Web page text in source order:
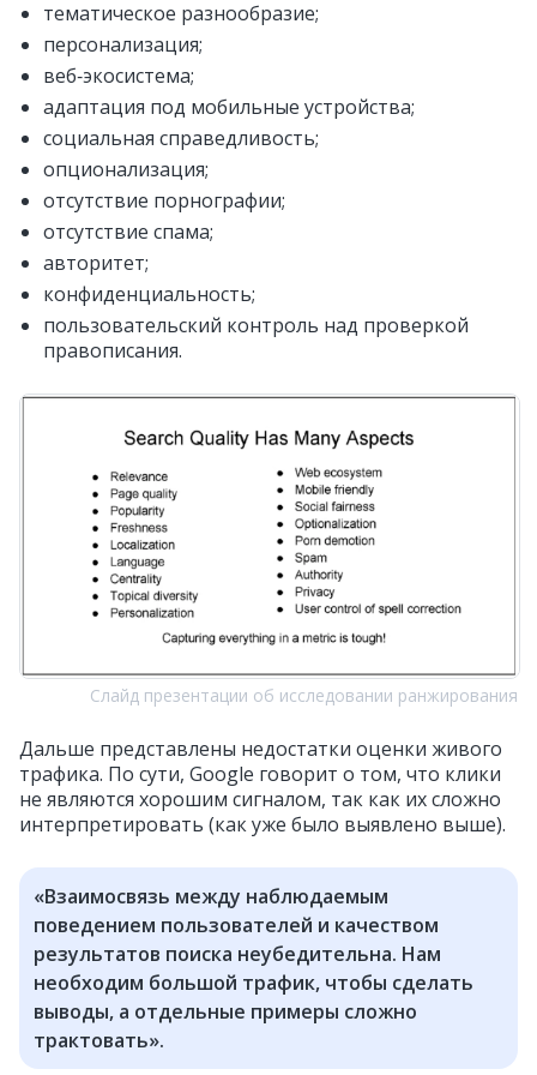
тематическое разнообразие;
персонализация;
веб‑экосистема;
адаптация под мобильные устройства;
социальная справедливость;
опционализация;
отсутствие порнографии;
отсутствие спама;
авторитет;
конфиденциальность;
пользовательский контроль над проверкой
правописания.
Слайд презентации об исследовании ранжирования
Дальше представлены недостатки оценки живого
трафика. По сути, Google говорит о том, что клики
не являются хорошим сигналом, так как их сложно
интерпретировать (как уже было выявлено выше).
«Взаимосвязь между наблюдаемым
поведением пользователей и качеством
результатов поиска неубедительна. Нам
необходим большой трафик, чтобы сделать
выводы, а отдельные примеры сложно
трактовать».